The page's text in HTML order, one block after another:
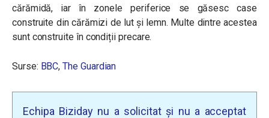
cărămidă, iar în zonele periferice se găsesc case
construite din cărămizi de lut și lemn. Multe dintre acestea
sunt construite în condiții precare.
Surse: BBC,The Guardian
Echipa Biziday nu a solicitat și nu a acceptat